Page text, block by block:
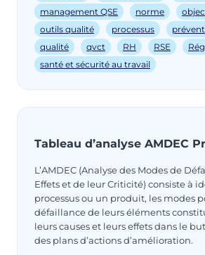
management QSE
norme
outils qualité
processus
qualité
qvct RH RSE
santé et sécurité au travail
Tableau d’analyse AMDEC
L’AMDEC (Analyse des Modes de
Effets et de leur Criticité) consiste à
processus ou un produit, les modes
défaillance de leurs éléments
leurs causes et leurs effets dans le
des plans d’actions d’amélioration.